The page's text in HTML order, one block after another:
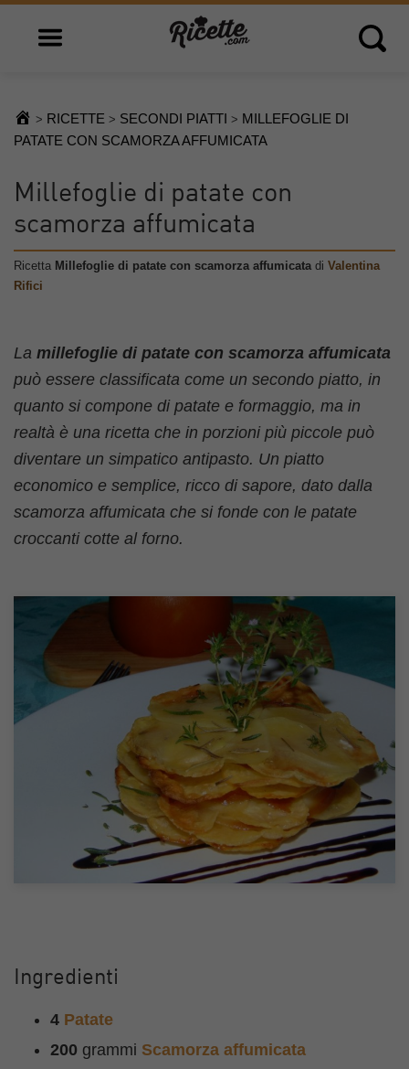
Open main menu Open
> RICETTE > SECONDI PIATTI > MILLEFOGLIE DI
PATATE CON SCAMORZA AFFUMICATA
Millefoglie di patate con
scamorza affumicata
Ricetta Millefoglie di patate con scamorza affumicata di Valentina
Rifici
La millefoglie di patate con scamorza affumicata
può essere classificata come un secondo piatto, in
quanto si compone di patate e formaggio, ma in
realtà è una ricetta che in porzioni più piccole può
diventare un simpatico antipasto. Un piatto
economico e semplice, ricco di sapore, dato dalla
scamorza affumicata che si fonde con le patate
croccanti cotte al forno.
Ingredienti
4 Patate
200 grammi Scamorza affumicata